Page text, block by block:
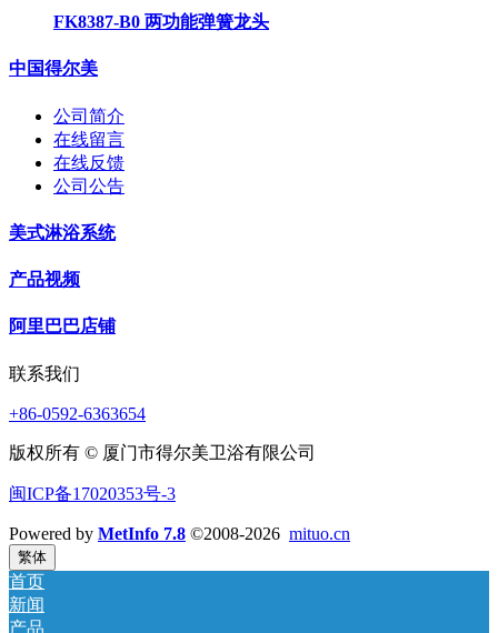
FK8387-B0 两功能弹簧龙头
中国得尔美
公司简介
在线留言
在线反馈
公司公告
美式淋浴系统
产品视频
阿里巴巴店铺
联系我们
+86-0592-6363654
版权所有 © 厦门市得尔美卫浴有限公司
闽ICP备17020353号-3
Powered by MetInfo 7.8 ©2008-2026 mituo.cn
繁体
首页
新闻
产品